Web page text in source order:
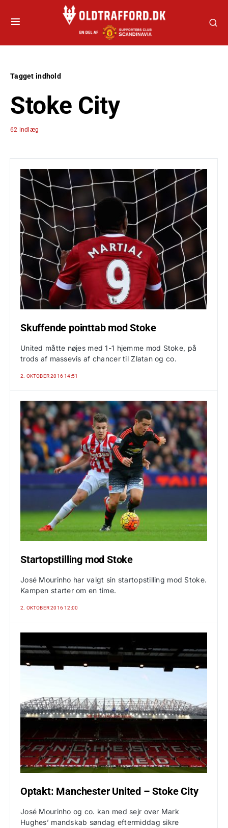
Tagget indhold
Stoke City
62 indlæg
Skuffende pointtab mod Stoke
United måtte nøjes med 1-1 hjemme mod Stoke, på
trods af massevis af chancer til Zlatan og co.
2. OKTOBER 2016 14:51
Startopstilling mod Stoke
José Mourinho har valgt sin startopstilling mod Stoke.
Kampen starter om en time.
2. OKTOBER 2016 12:00
Optakt: Manchester United – Stoke City
José Mourinho og co. kan med sejr over Mark
Hughes’ mandskab søndag eftermiddag sikre